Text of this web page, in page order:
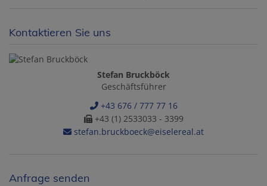
Kontaktieren Sie uns
Stefan Bruckböck
Geschäftsführer
+43 676 / 777 77 16
+43 (1) 2533033 - 3399
stefan.bruckboeck@eiselereal.at
Anfrage senden